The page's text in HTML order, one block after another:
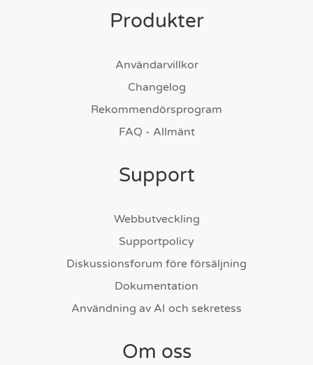
Produkter
Användarvillkor
Changelog
Rekommendörsprogram
FAQ - Allmänt
Support
Webbutveckling
Supportpolicy
Diskussionsforum före försäljning
Dokumentation
Användning av AI och sekretess
Om oss